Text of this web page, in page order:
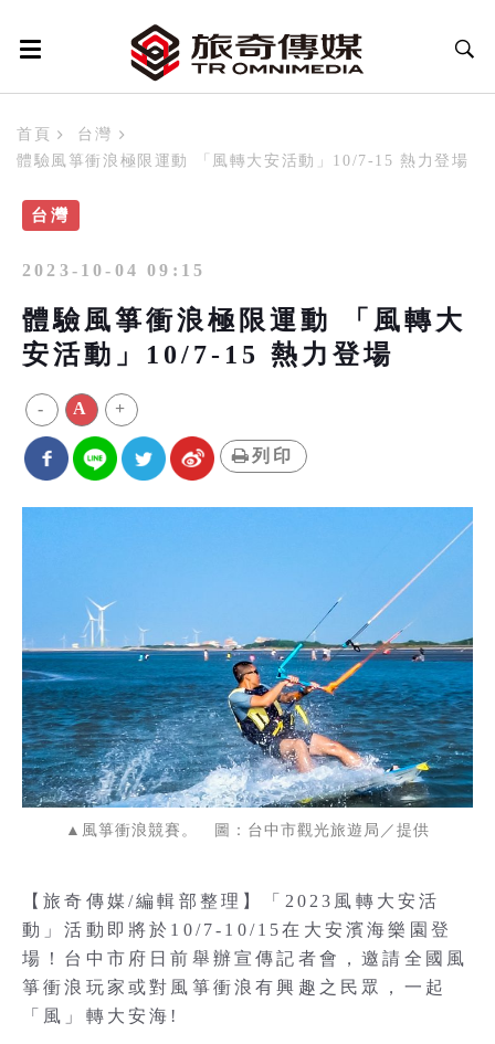
首頁
台灣
體驗風箏衝浪極限運動 「風轉大安活動」10/7-15 熱力登場
台灣
2023-10-04 09:15
體驗風箏衝浪極限運動 「風轉大
安活動」10/7-15 熱力登場
- A +
列印
▲風箏衝浪競賽。 圖：台中市觀光旅遊局／提供
【旅奇傳媒/編輯部整理】「2023風轉大安活
動」活動即將於10/7-10/15在大安濱海樂園登
場！台中市府日前舉辦宣傳記者會，邀請全國風
箏衝浪玩家或對風箏衝浪有興趣之民眾，一起
「風」轉大安海!